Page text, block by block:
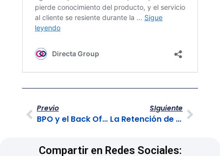
Previo
BPO y el Back Office en el Cumplimiento Fiscal y Contable
SIguiente
La Retención de Agentes
Compartir en Redes Sociales: